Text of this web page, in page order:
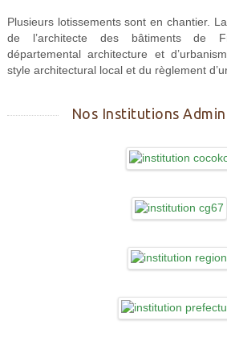
Plusieurs lotissements sont en chantier.
de l’architecte des bâtiments de
départemental architecture et
style architectural local et du règlement
Nos Institutions